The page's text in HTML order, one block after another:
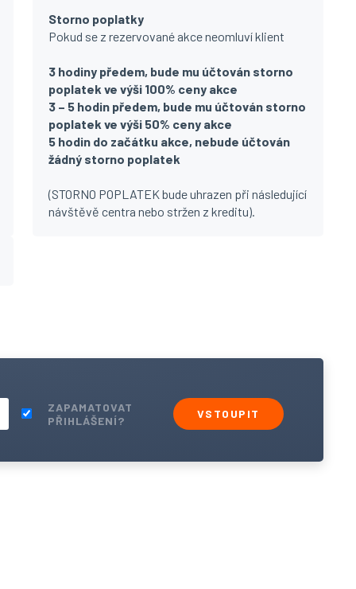
Storno poplatky
Pokud se z rezervované akce neomluví klient
3 hodiny předem, bude mu účtován storno
poplatek ve výši 100% ceny akce
3 – 5 hodin předem, bude mu účtován storno
poplatek ve výši 50% ceny akce
5 hodin do začátku akce, nebude účtován
žádný storno poplatek
(STORNO POPLATEK bude uhrazen při následující
návštěvě centra nebo stržen z kreditu).
ZAPAMATOVAT
PŘIHLÁŠENÍ?
VSTOUPIT